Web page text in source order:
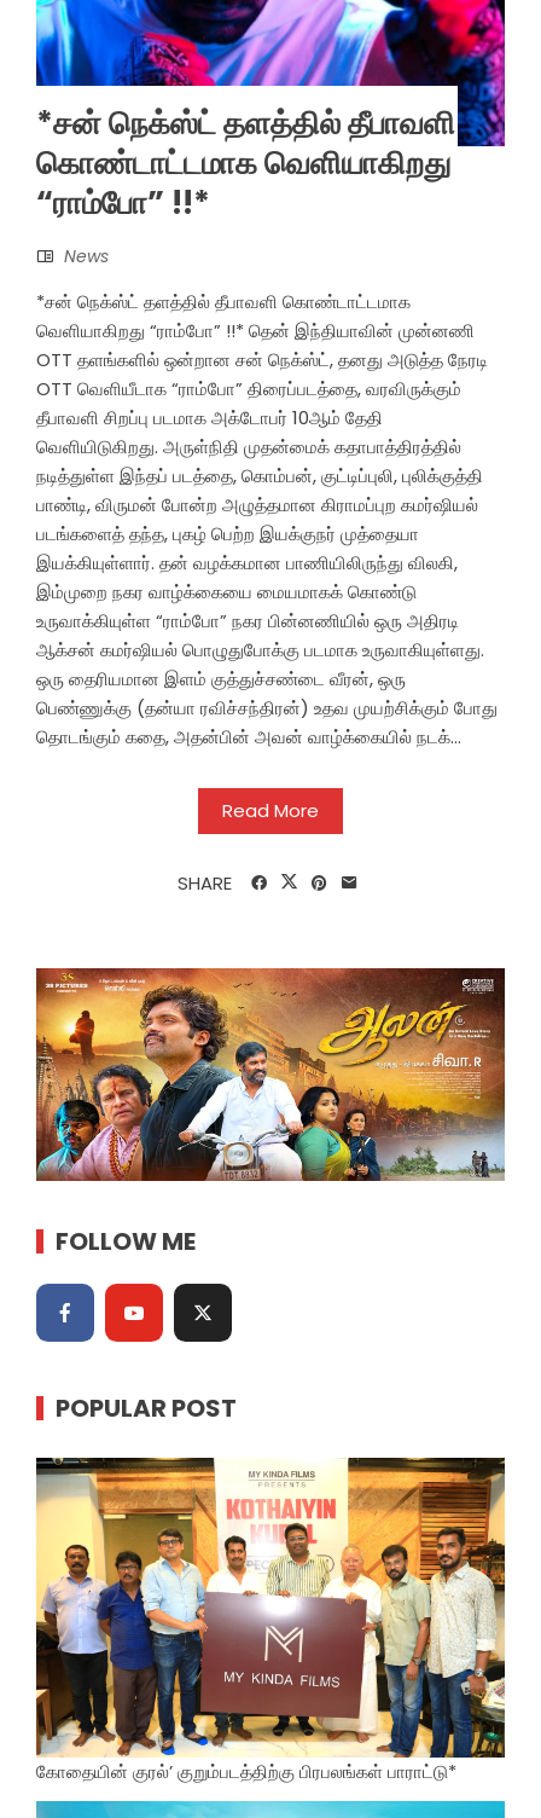
*சன் நெக்ஸ்ட் தளத்தில் தீபாவளி
கொண்டாட்டமாக வெளியாகிறது
“ராம்போ” !!*
News
*சன் நெக்ஸ்ட் தளத்தில் தீபாவளி கொண்டாட்டமாக
வெளியாகிறது “ராம்போ” !!* தென் இந்தியாவின் முன்னணி
OTT தளங்களில் ஒன்றான சன் நெக்ஸ்ட், தனது அடுத்த நேரடி
OTT வெளியீடாக “ராம்போ” திரைப்படத்தை, வரவிருக்கும்
தீபாவளி சிறப்பு படமாக அக்டோபர் 10ஆம் தேதி
வெளியிடுகிறது. அருள்நிதி முதன்மைக் கதாபாத்திரத்தில்
நடித்துள்ள இந்தப் படத்தை, கொம்பன், குட்டிப்புலி, புலிக்குத்தி
பாண்டி, விருமன் போன்ற அழுத்தமான கிராமப்புற கமர்ஷியல்
படங்களைத் தந்த, புகழ் பெற்ற இயக்குநர் முத்தையா
இயக்கியுள்ளார். தன் வழக்கமான பாணியிலிருந்து விலகி,
இம்முறை நகர வாழ்க்கையை மையமாகக் கொண்டு
உருவாக்கியுள்ள “ராம்போ” நகர பின்னணியில் ஒரு அதிரடி
ஆக்சன் கமர்ஷியல் பொழுதுபோக்கு படமாக உருவாகியுள்ளது.
ஒரு தைரியமான இளம் குத்துச்சண்டை வீரன், ஒரு
பெண்ணுக்கு (தன்யா ரவிச்சந்திரன்) உதவ முயற்சிக்கும் போது
தொடங்கும் கதை, அதன்பின் அவன் வாழ்க்கையில் நடக்...
Read More
SHARE
FOLLOW ME
POPULAR POST
கோதையின் குரல்’ குறும்படத்திற்கு பிரபலங்கள் பாராட்டு*